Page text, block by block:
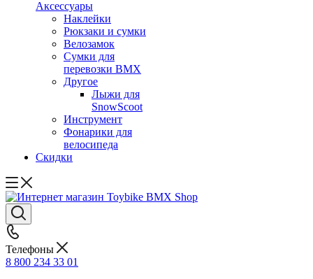
Аксессуары
Наклейки
Рюкзаки и сумки
Велозамок
Сумки для
перевозки BMX
Другое
Лыжи для
SnowScoot
Инструмент
Фонарики для
велосипеда
Скидки
Телефоны
8 800 234 33 01